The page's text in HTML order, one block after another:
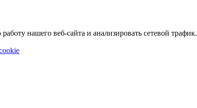
нашего веб-сайта и анализировать сетевой трафик.